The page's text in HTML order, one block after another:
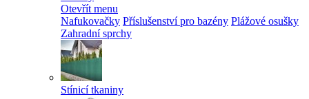
Otevřít menu
Nafukovačky Příslušenství pro bazény Plážové osušky
Zahradní sprchy
Stínicí tkaniny